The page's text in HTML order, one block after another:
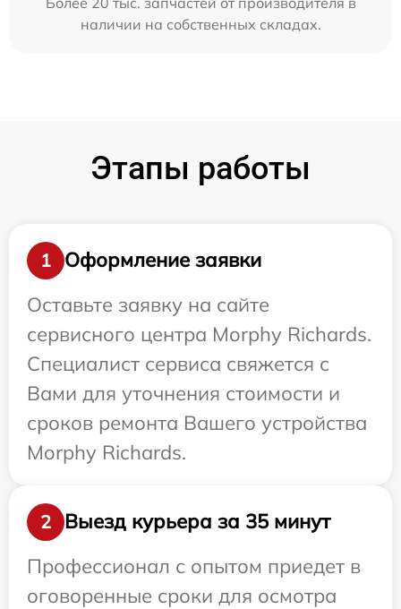
наличии на собственных складах.
Этапы работы
1
Оформление заявки
Оставьте заявку на сайте
сервисного центра Morphy Richards.
Специалист сервиса свяжется с
Вами для уточнения стоимости и
сроков ремонта Вашего устройства
Morphy Richards.
2
Выезд курьера за 35 минут
Профессионал с опытом приедет в
оговоренные сроки для осмотра